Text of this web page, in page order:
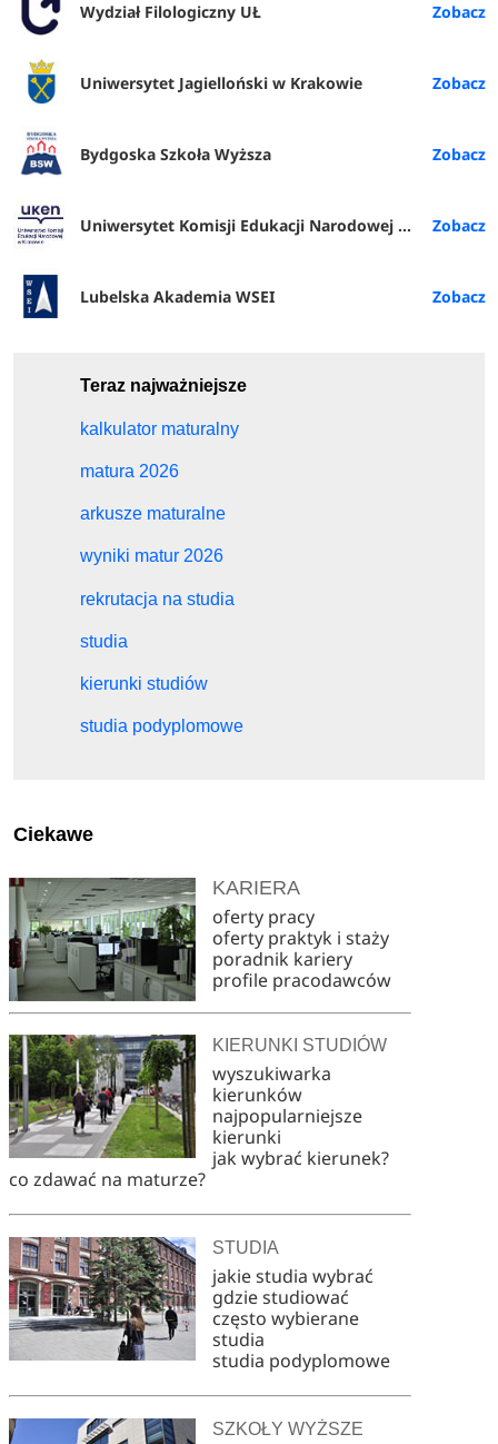
Wydział Filologiczny UŁ
Uniwersytet Jagielloński w Krakowie
Bydgoska Szkoła Wyższa
Uniwersytet Komisji Edukacji Narodowej w Krakowie
Lubelska Akademia WSEI
Teraz najważniejsze
kalkulator maturalny
matura 2026
arkusze maturalne
wyniki matur 2026
rekrutacja na studia
studia
kierunki studiów
studia podyplomowe
Ciekawe
KARIERA
oferty pracy
oferty praktyk i staży
poradnik kariery
profile pracodawców
KIERUNKI STUDIÓW
wyszukiwarka
kierunków
najpopularniejsze
kierunki
jak wybrać kierunek?
co zdawać na maturze?
STUDIA
jakie studia wybrać
gdzie studiować
często wybierane
studia
studia podyplomowe
SZKOŁY WYŻSZE